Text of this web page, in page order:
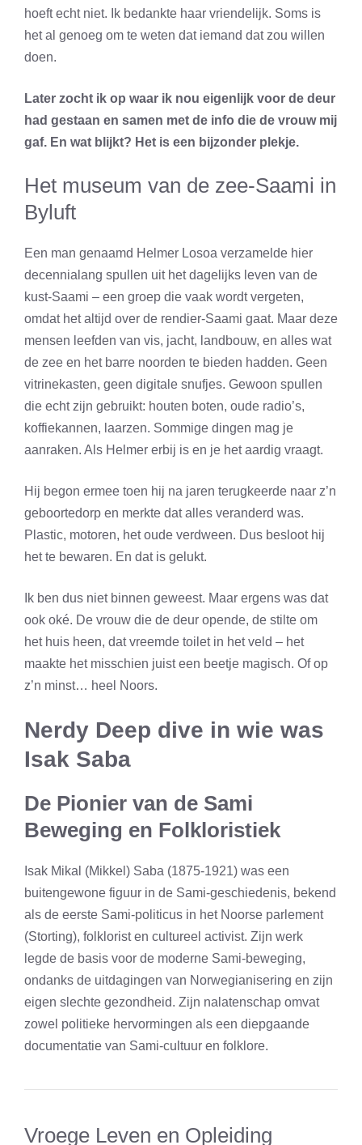
hoeft echt niet. Ik bedankte haar vriendelijk. Soms is
het al genoeg om te weten dat iemand dat zou willen
doen.
Later zocht ik op waar ik nou eigenlijk voor de deur
had gestaan en samen met de info die de vrouw mij
gaf. En wat blijkt? Het is een bijzonder plekje.
Het museum van de zee-Saami in
Byluft
Een man genaamd Helmer Losoa verzamelde hier
decennialang spullen uit het dagelijks leven van de
kust-Saami – een groep die vaak wordt vergeten,
omdat het altijd over de rendier-Saami gaat. Maar deze
mensen leefden van vis, jacht, landbouw, en alles wat
de zee en het barre noorden te bieden hadden. Geen
vitrinekasten, geen digitale snufjes. Gewoon spullen
die echt zijn gebruikt: houten boten, oude radio’s,
koffiekannen, laarzen. Sommige dingen mag je
aanraken. Als Helmer erbij is en je het aardig vraagt.
Hij begon ermee toen hij na jaren terugkeerde naar z’n
geboortedorp en merkte dat alles veranderd was.
Plastic, motoren, het oude verdween. Dus besloot hij
het te bewaren. En dat is gelukt.
Ik ben dus niet binnen geweest. Maar ergens was dat
ook oké. De vrouw die de deur opende, de stilte om
het huis heen, dat vreemde toilet in het veld – het
maakte het misschien juist een beetje magisch. Of op
z’n minst… heel Noors.
Nerdy Deep dive in wie was
Isak Saba
De Pionier van de Sami
Beweging en Folkloristiek
Isak Mikal (Mikkel) Saba (1875-1921) was een
buitengewone figuur in de Sami-geschiedenis, bekend
als de eerste Sami-politicus in het Noorse parlement
(Storting), folklorist en cultureel activist. Zijn werk
legde de basis voor de moderne Sami-beweging,
ondanks de uitdagingen van Norwegianisering en zijn
eigen slechte gezondheid. Zijn nalatenschap omvat
zowel politieke hervormingen als een diepgaande
documentatie van Sami-cultuur en folklore.
Vroege Leven en Opleiding